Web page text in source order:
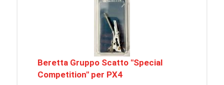
Beretta Gruppo Scatto "Special
Competition" per PX4